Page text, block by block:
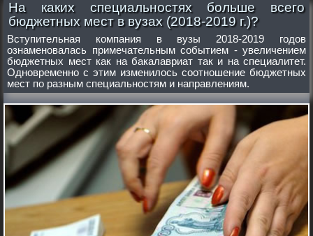
На каких специальностях больше всего
бюджетных мест в вузах (2018-2019 г.)?
Вступительная компания в вузы 2018-2019 годов
ознаменовалась примечательным событием - увеличением
бюджетных мест как на бакалавриат так и на специалитет.
Одновременно с этим изменилось соотношение бюджетных
мест по разным специальностям и направлениям.